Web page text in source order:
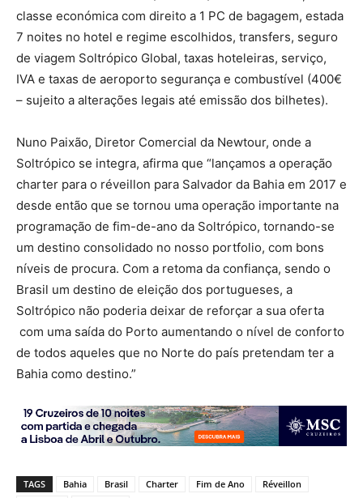
classe económica com direito a 1 PC de bagagem, estada
7 noites no hotel e regime escolhidos, transfers, seguro
de viagem Soltrópico Global, taxas hoteleiras, serviço,
IVA e taxas de aeroporto segurança e combustível (400€
– sujeito a alterações legais até emissão dos bilhetes).
Nuno Paixão, Diretor Comercial da Newtour, onde a
Soltrópico se integra, afirma que “lançamos a operação
charter para o réveillon para Salvador da Bahia em 2017 e
desde então que se tornou uma operação importante na
programação de fim-de-ano da Soltrópico, tornando-se
um destino consolidado no nosso portfolio, com bons
níveis de procura. Com a retoma da confiança, sendo o
Brasil um destino de eleição dos portugueses, a
Soltrópico não poderia deixar de reforçar a sua oferta
com uma saída do Porto aumentando o nível de conforto
de todos aqueles que no Norte do país pretendam ter a
Bahia como destino.”
TAGS Bahia Brasil Charter Fim de Ano
Réveillon